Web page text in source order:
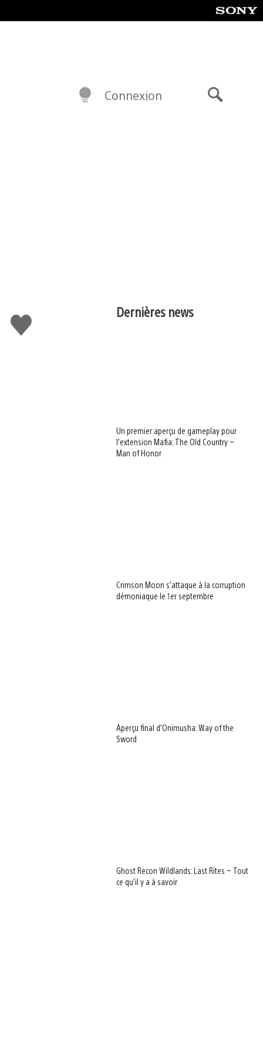
Connexion
J'aime Dernières news
Un premier aperçu de gameplay pour
l’extension Mafia: The Old Country –
Man of Honor
Crimson Moon s’attaque à la corruption
démoniaque le 1er septembre
Aperçu final d’Onimusha: Way of the
Sword
Ghost Recon Wildlands: Last Rites – Tout
ce qu’il y a à savoir